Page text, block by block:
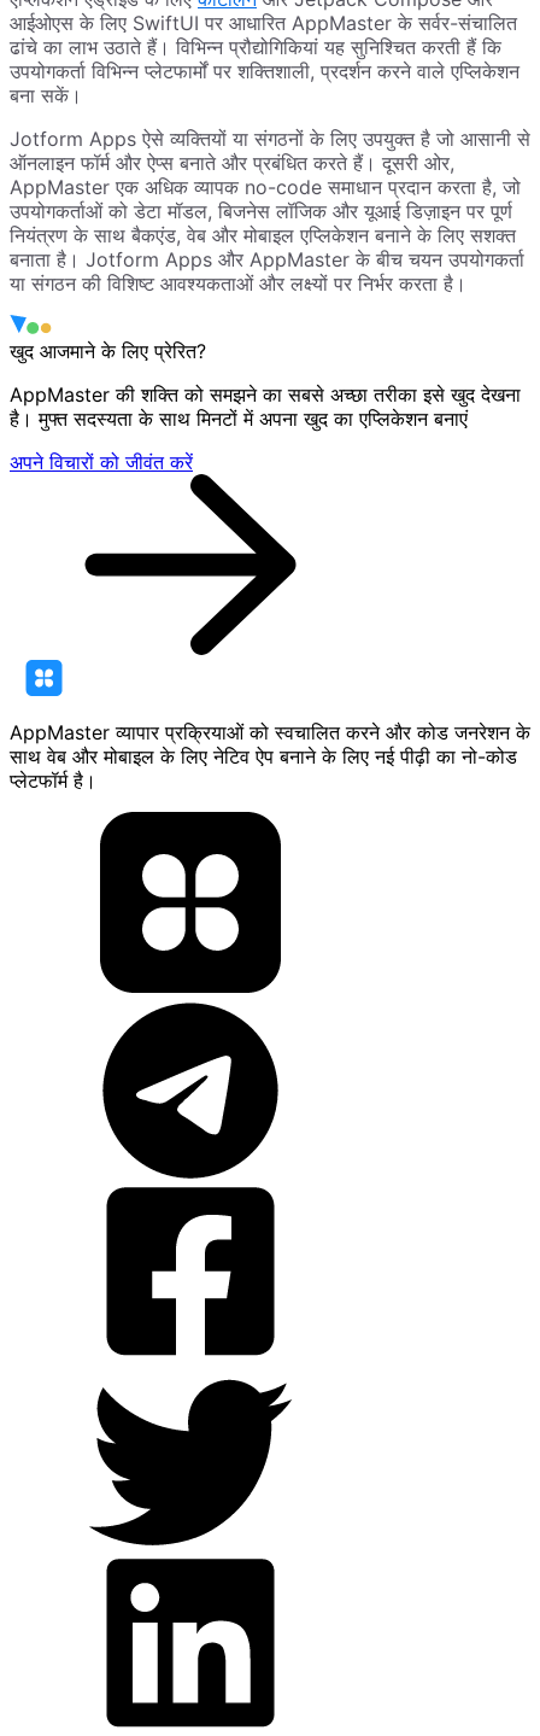
आईओएस के लिए SwiftUI पर आधारित AppMaster के सर्वर-संचालित
ढांचे का लाभ उठाते हैं। विभिन्न प्रौद्योगिकियां यह सुनिश्चित करती हैं कि
उपयोगकर्ता विभिन्न प्लेटफार्मों पर शक्तिशाली, प्रदर्शन करने वाले एप्लिकेशन
बना सकें।
Jotform Apps ऐसे व्यक्तियों या संगठनों के लिए उपयुक्त है जो आसानी से
ऑनलाइन फॉर्म और ऐप्स बनाते और प्रबंधित करते हैं। दूसरी ओर,
AppMaster एक अधिक व्यापक no-code समाधान प्रदान करता है, जो
उपयोगकर्ताओं को डेटा मॉडल, बिजनेस लॉजिक और यूआई डिज़ाइन पर पूर्ण
नियंत्रण के साथ बैकएंड, वेब और मोबाइल एप्लिकेशन बनाने के लिए सशक्त
बनाता है। Jotform Apps और AppMaster के बीच चयन उपयोगकर्ता
या संगठन की विशिष्ट आवश्यकताओं और लक्ष्यों पर निर्भर करता है।
खुद आजमाने के लिए प्रेरित?
AppMaster की शक्ति को समझने का सबसे अच्छा तरीका इसे खुद देखना
है। मुफ्त सदस्यता के साथ मिनटों में अपना खुद का एप्लिकेशन बनाएं
अपने विचारों को जीवंत करें
AppMaster व्यापार प्रक्रियाओं को स्वचालित करने और कोड जनरेशन के
साथ वेब और मोबाइल के लिए नेटिव ऐप बनाने के लिए नई पीढ़ी का नो-कोड
प्लेटफॉर्म है।